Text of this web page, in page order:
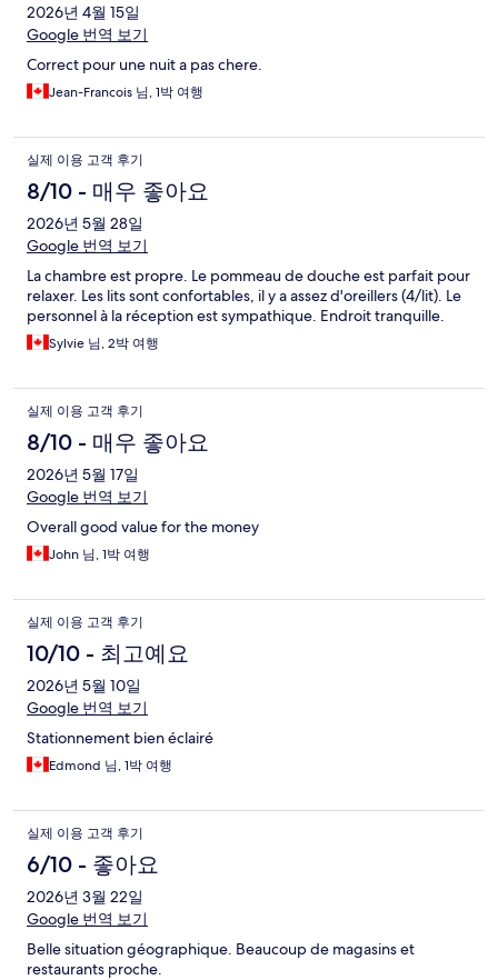
2026년 4월 15일
Google 번역 보기
Correct pour une nuit a pas chere.
Jean-Francois 님, 1박 여행
실제 이용 고객 후기
8/10 - 매우 좋아요
2026년 5월 28일
Google 번역 보기
La chambre est propre. Le pommeau de douche est parfait pour
relaxer. Les lits sont confortables, il y a assez d'oreillers (4/lit). Le
personnel à la réception est sympathique. Endroit tranquille.
Sylvie 님, 2박 여행
실제 이용 고객 후기
8/10 - 매우 좋아요
2026년 5월 17일
Google 번역 보기
Overall good value for the money
John 님, 1박 여행
실제 이용 고객 후기
10/10 - 최고예요
2026년 5월 10일
Google 번역 보기
Stationnement bien éclairé
Edmond 님, 1박 여행
실제 이용 고객 후기
6/10 - 좋아요
2026년 3월 22일
Google 번역 보기
Belle situation géographique. Beaucoup de magasins et
restaurants proche.